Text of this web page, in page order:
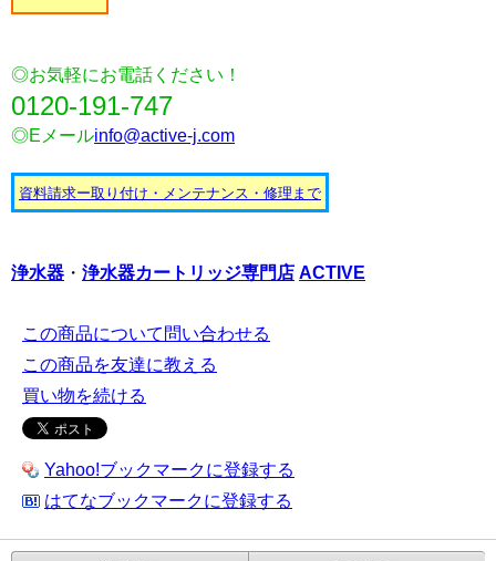
◎お気軽にお電話ください！
0120-191-747
◎Eメールinfo@active-j.com
資料請求ー取り付け・メンテナンス・修理まで
浄水器 ・ 浄水器カートリッジ専門店 ACTIVE
この商品について問い合わせる
この商品を友達に教える
買い物を続ける
Yahoo!ブックマークに登録する
はてなブックマークに登録する